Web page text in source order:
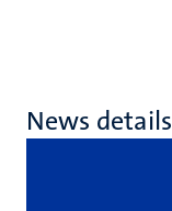
News details